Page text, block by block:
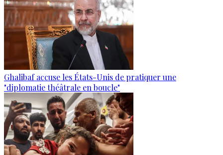
Ghalibaf accuse les États-Unis de pratiquer une
"diplomatie théâtrale en boucle"